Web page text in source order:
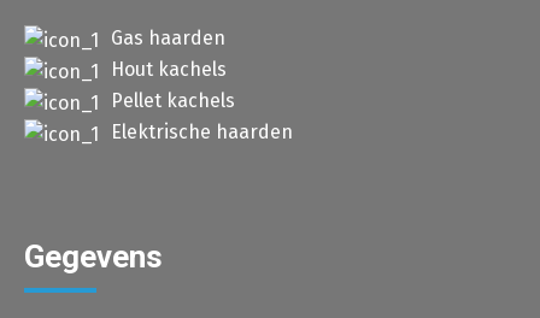
Gas haarden
Hout kachels
Pellet kachels
Elektrische haarden
Gegevens